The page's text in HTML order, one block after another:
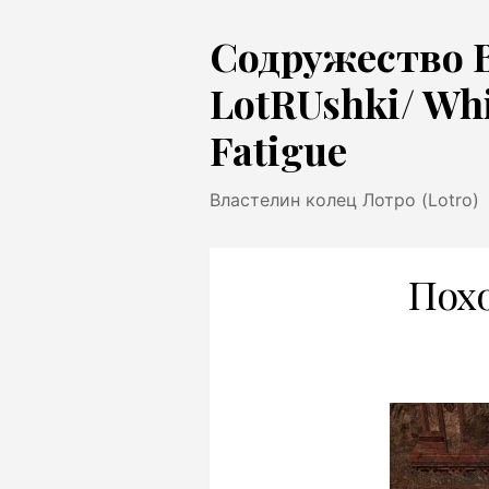
Содружество
LotRUshki/
Fatigue
Властелин колец Лотро (Lotro)